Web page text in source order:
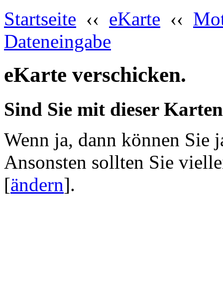
Startseite ‹‹ eKarte ‹‹
Dateneingabe
eKarte verschicken.
Sind Sie mit dieser
Wenn ja, dann können Sie
Ansonsten sollten Sie
[ändern].